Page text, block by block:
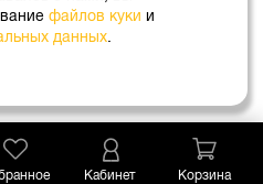
файлов куки и
данных.
Кабинет Корзина